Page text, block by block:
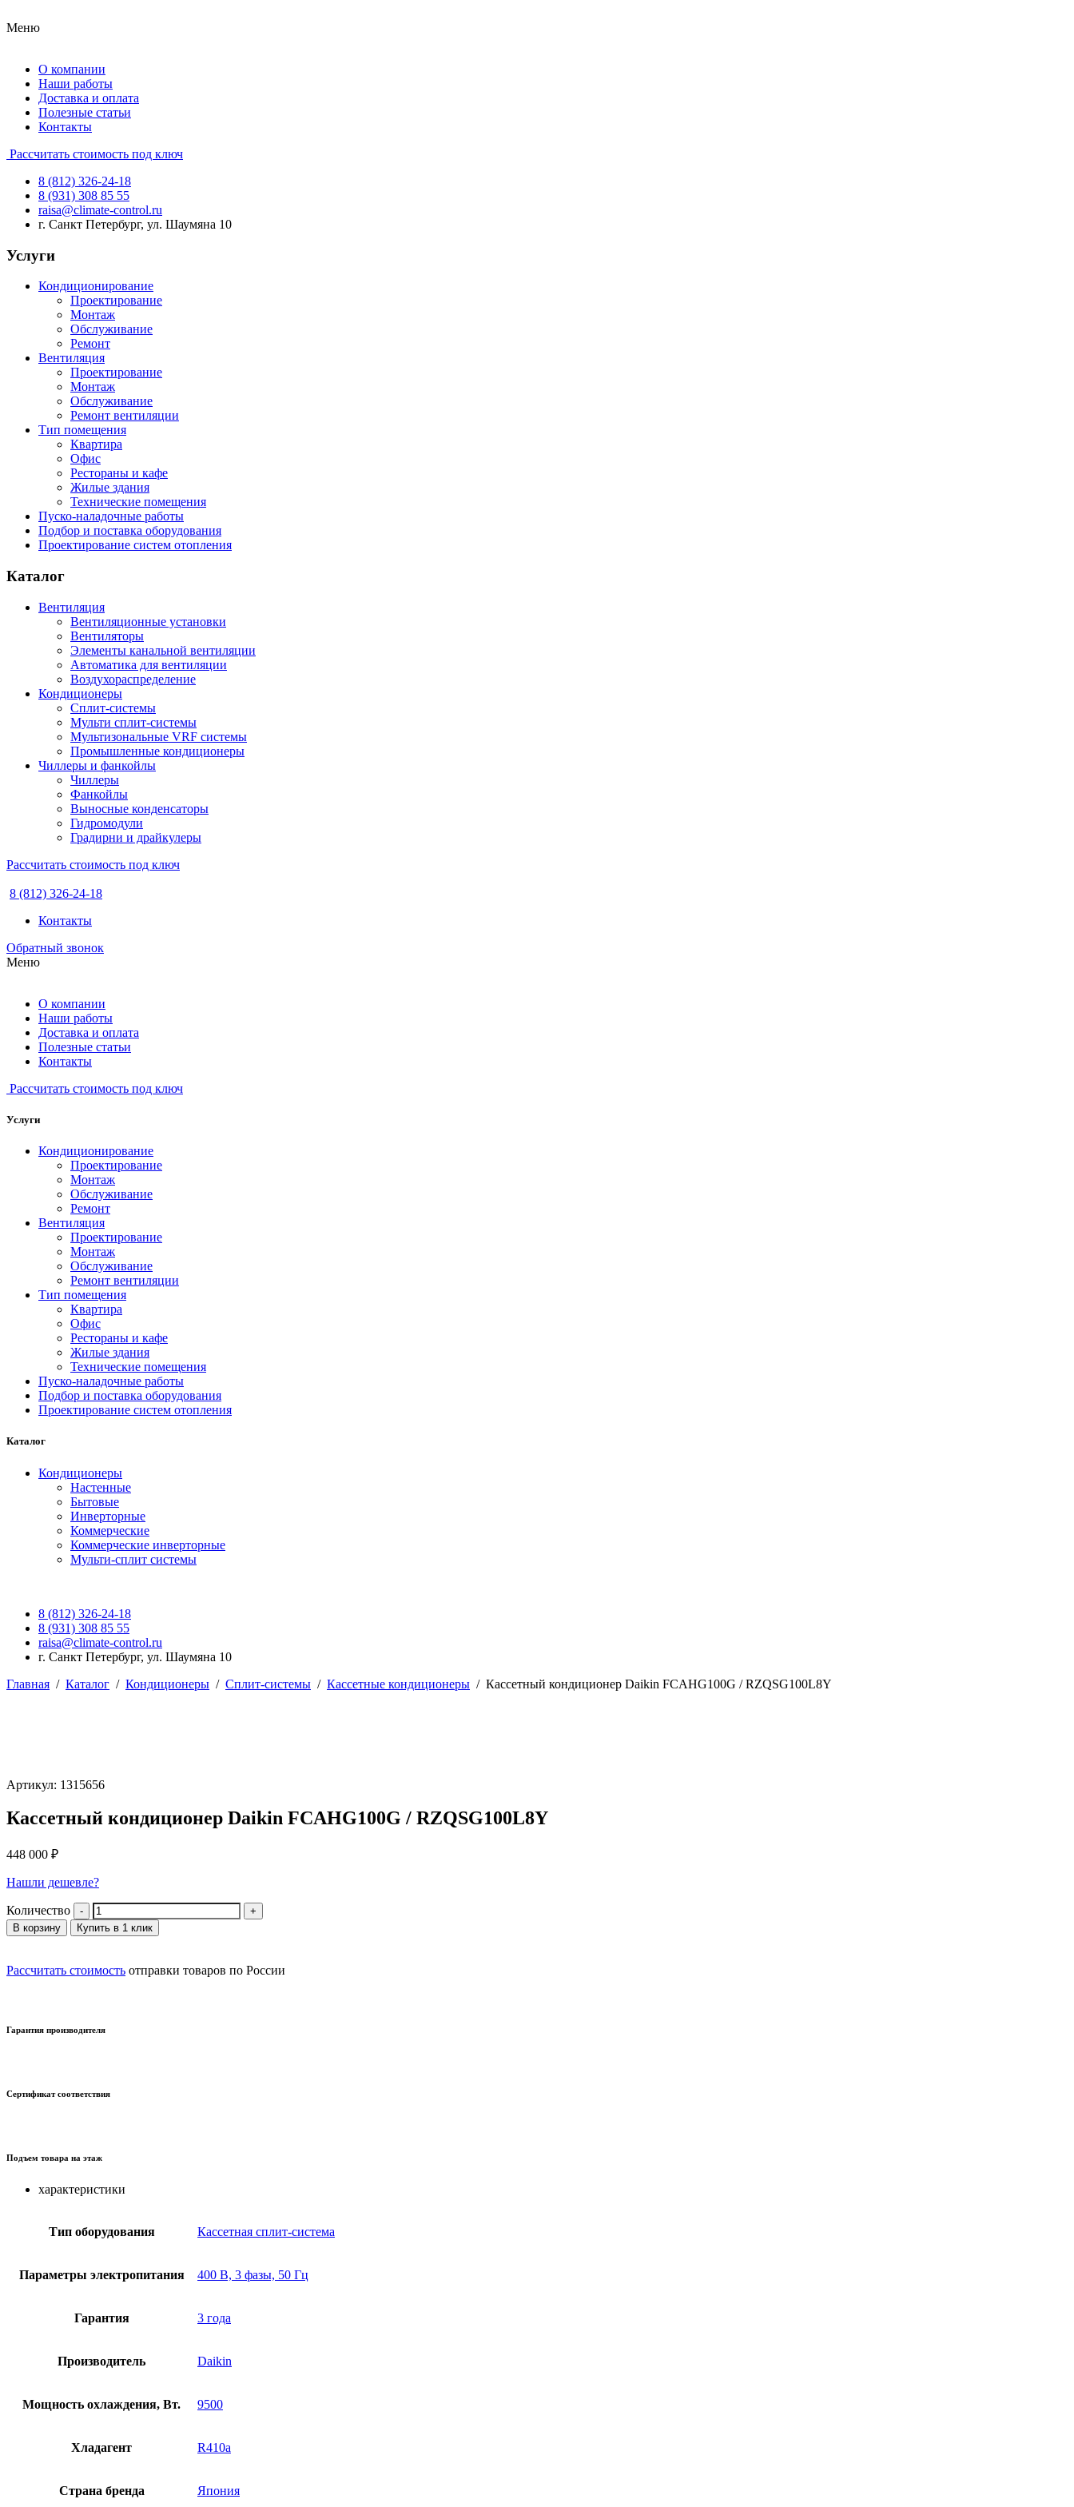
Меню
О компании
Наши работы
Доставка и оплата
Полезные статьи
Контакты
Рассчитать стоимость под ключ
8 (812) 326-24-18
8 (931) 308 85 55
raisa@climate-control.ru
г. Санкт Петербург, ул. Шаумяна 10
Услуги
Кондиционирование
Проектирование
Монтаж
Обслуживание
Ремонт
Вентиляция
Проектирование
Монтаж
Обслуживание
Ремонт вентиляции
Тип помещения
Квартира
Офис
Рестораны и кафе
Жилые здания
Технические помещения
Пуско-наладочные работы
Подбор и поставка оборудования
Проектирование систем отопления
Каталог
Вентиляция
Вентиляционные установки
Вентиляторы
Элементы канальной вентиляции
Автоматика для вентиляции
Воздухораспределение
Кондиционеры
Сплит-системы
Мульти сплит-системы
Мультизональные VRF системы
Промышленные кондиционеры
Чиллеры и фанкойлы
Чиллеры
Фанкойлы
Выносные конденсаторы
Гидромодули
Градирни и драйкулеры
Рассчитать стоимость под ключ
8 (812) 326-24-18
Контакты
Обратный звонок
Меню
О компании
Наши работы
Доставка и оплата
Полезные статьи
Контакты
Рассчитать стоимость под ключ
Услуги
Кондиционирование
Проектирование
Монтаж
Обслуживание
Ремонт
Вентиляция
Проектирование
Монтаж
Обслуживание
Ремонт вентиляции
Тип помещения
Квартира
Офис
Рестораны и кафе
Жилые здания
Технические помещения
Пуско-наладочные работы
Подбор и поставка оборудования
Проектирование систем отопления
Каталог
Кондиционеры
Настенные
Бытовые
Инверторные
Коммерческие
Коммерческие инверторные
Мульти-сплит системы
8 (812) 326-24-18
8 (931) 308 85 55
raisa@climate-control.ru
г. Санкт Петербург, ул. Шаумяна 10
Главная / Каталог / Кондиционеры / Сплит-системы / Кассетные кондиционеры / Кассетный кондиционер Daikin FCAHG100G / RZQSG100L8Y
Артикул: 1315656
Кассетный кондиционер Daikin FCAHG100G / RZQSG100L8Y
448 000 ₽
Нашли дешевле?
Количество
В корзину Купить в 1 клик
Рассчитать стоимость отправки товаров по России
Гарантия производителя
Сертификат соответствия
Подъем товара на этаж
характеристики
Тип оборудования Кассетная сплит-система
Параметры электропитания 400 В, 3 фазы, 50 Гц
Гарантия 3 года
Производитель Daikin
Мощность охлаждения, Вт. 9500
Хладагент R410a
Страна бренда Япония